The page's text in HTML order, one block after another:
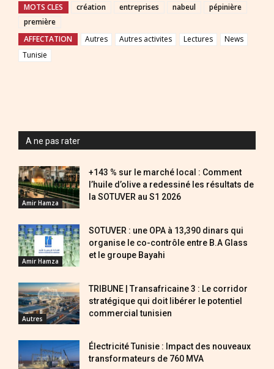
MOTS CLES création entreprises nabeul
pépinière
première
AFFECTATION
Autres Autres activites Lectures
News
Tunisie
A ne pas rater
Amir Hamza
+143 % sur le marché local : Comment
l’huile d’olive a redessiné les résultats de
la SOTUVER au S1 2026
Amir Hamza
SOTUVER : une OPA à 13,390 dinars qui
organise le co-contrôle entre B.A Glass
et le groupe Bayahi
Autres
TRIBUNE | Transafricaine 3 : Le corridor
stratégique qui doit libérer le potentiel
commercial tunisien
Électricité Tunisie : Impact des nouveaux
transformateurs de 760 MVA